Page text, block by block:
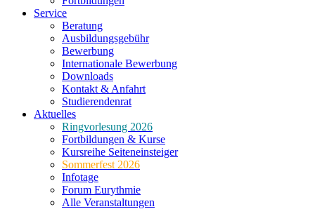
Service
Beratung
Ausbildungsgebühr
Bewerbung
Internationale Bewerbung
Downloads
Kontakt & Anfahrt
Studierendenrat
Aktuelles
Ringvorlesung 2026
Fortbildungen & Kurse
Kursreihe Seiteneinsteiger
Sommerfest 2026
Infotage
Forum Eurythmie
Alle Veranstaltungen